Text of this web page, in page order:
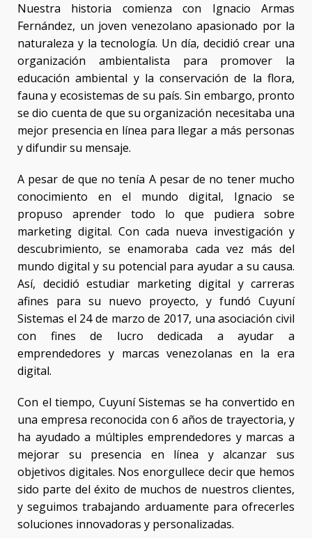
Nuestra historia comienza con Ignacio Armas
Fernández, un joven venezolano apasionado por la
naturaleza y la tecnología. Un día, decidió crear una
organización ambientalista para promover la
educación ambiental y la conservación de la flora,
fauna y ecosistemas de su país. Sin embargo, pronto
se dio cuenta de que su organización necesitaba una
mejor presencia en línea para llegar a más personas
y difundir su mensaje.
A pesar de que no tenía A pesar de no tener mucho
conocimiento en el mundo digital, Ignacio se
propuso aprender todo lo que pudiera sobre
marketing digital. Con cada nueva investigación y
descubrimiento, se enamoraba cada vez más del
mundo digital y su potencial para ayudar a su causa.
Así, decidió estudiar marketing digital y carreras
afines para su nuevo proyecto, y fundó Cuyuní
Sistemas el 24 de marzo de 2017, una asociación civil
con fines de lucro dedicada a ayudar a
emprendedores y marcas venezolanas en la era
digital.
Con el tiempo, Cuyuní Sistemas se ha convertido en
una empresa reconocida con 6 años de trayectoria, y
ha ayudado a múltiples emprendedores y marcas a
mejorar su presencia en línea y alcanzar sus
objetivos digitales. Nos enorgullece decir que hemos
sido parte del éxito de muchos de nuestros clientes,
y seguimos trabajando arduamente para ofrecerles
soluciones innovadoras y personalizadas.